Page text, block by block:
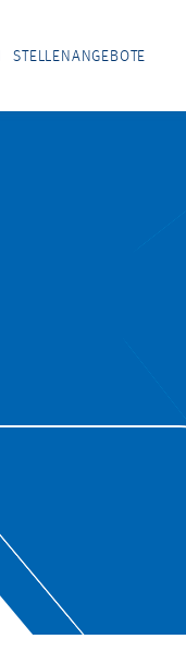
STELLENANGEBOTE